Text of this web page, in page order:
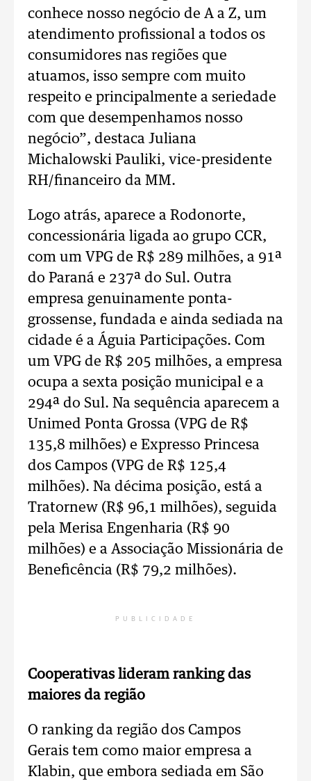
conhece nosso negócio de A a Z, um
atendimento profissional a todos os
consumidores nas regiões que
atuamos, isso sempre com muito
respeito e principalmente a seriedade
com que desempenhamos nosso
negócio”, destaca Juliana
Michalowski Pauliki, vice-presidente
RH/financeiro da MM.
Logo atrás, aparece a Rodonorte,
concessionária ligada ao grupo CCR,
com um VPG de R$ 289 milhões, a 91ª
do Paraná e 237ª do Sul. Outra
empresa genuinamente ponta-
grossense, fundada e ainda sediada na
cidade é a Águia Participações. Com
um VPG de R$ 205 milhões, a empresa
ocupa a sexta posição municipal e a
294ª do Sul. Na sequência aparecem a
Unimed Ponta Grossa (VPG de R$
135,8 milhões) e Expresso Princesa
dos Campos (VPG de R$ 125,4
milhões). Na décima posição, está a
Tratornew (R$ 96,1 milhões), seguida
pela Merisa Engenharia (R$ 90
milhões) e a Associação Missionária de
Beneficência (R$ 79,2 milhões).
PUBLICIDADE
Cooperativas lideram ranking das
maiores da região
O ranking da região dos Campos
Gerais tem como maior empresa a
Klabin, que embora sediada em São